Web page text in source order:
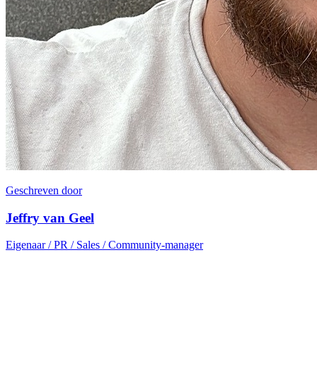
Geschreven door
Jeffry van Geel
Eigenaar / PR / Sales / Community-manager